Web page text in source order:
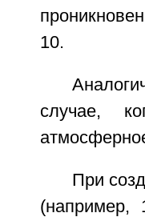
10.
случае,
При
(например,